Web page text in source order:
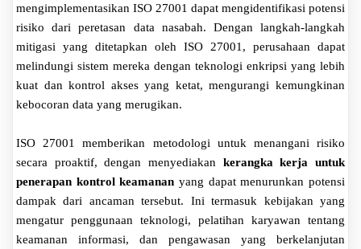
mengimplementasikan ISO 27001 dapat mengidentifikasi potensi
risiko dari peretasan data nasabah. Dengan langkah-langkah
mitigasi yang ditetapkan oleh ISO 27001, perusahaan dapat
melindungi sistem mereka dengan teknologi enkripsi yang lebih
kuat dan kontrol akses yang ketat, mengurangi kemungkinan
kebocoran data yang merugikan.
ISO 27001 memberikan metodologi untuk menangani risiko
secara proaktif, dengan menyediakan kerangka kerja untuk
penerapan kontrol keamanan yang dapat menurunkan potensi
dampak dari ancaman tersebut. Ini termasuk kebijakan yang
mengatur penggunaan teknologi, pelatihan karyawan tentang
keamanan informasi, dan pengawasan yang berkelanjutan